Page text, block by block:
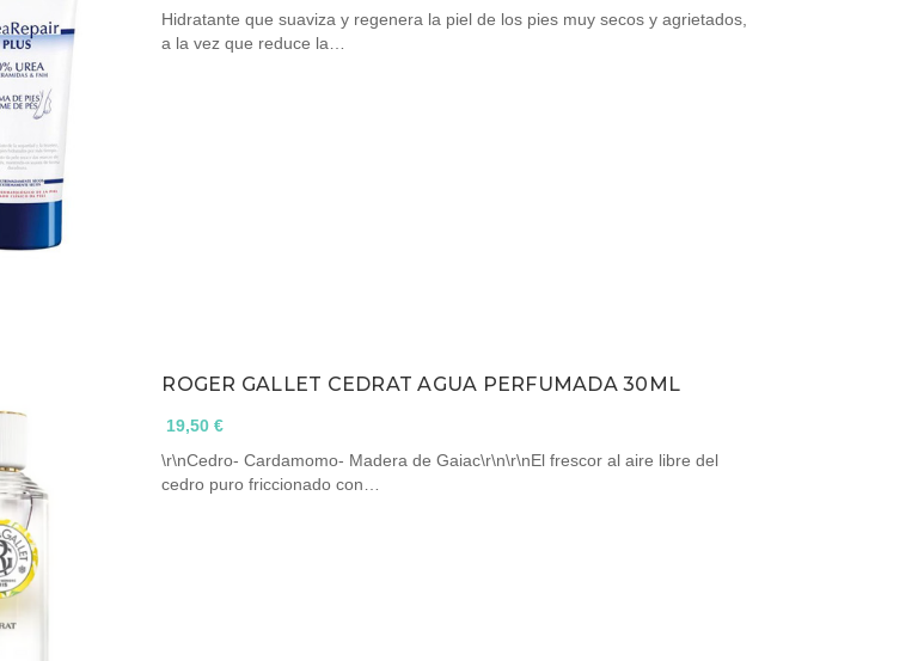
Hidratante que suaviza y regenera la piel de los pies muy secos y agrietados,
a la vez que reduce la…
ROGER GALLET CEDRAT AGUA PERFUMADA 30ML
19,50 €
\r\nCedro- Cardamomo- Madera de Gaiac\r\n\r\nEl frescor al aire libre del
cedro puro friccionado con…